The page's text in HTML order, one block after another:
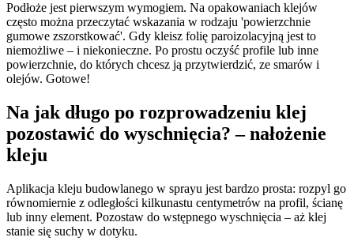
Podłoże jest pierwszym wymogiem. Na opakowaniach klejów
często można przeczytać wskazania w rodzaju 'powierzchnie
gumowe zszorstkować'. Gdy kleisz folię paroizolacyjną jest to
niemożliwe – i niekonieczne. Po prostu oczyść profile lub inne
powierzchnie, do których chcesz ją przytwierdzić, ze smarów i
olejów. Gotowe!
Na jak długo po rozprowadzeniu klej
pozostawić do wyschnięcia? – nałożenie
kleju
Aplikacja kleju budowlanego w sprayu jest bardzo prosta: rozpyl go
równomiernie z odległości kilkunastu centymetrów na profil, ścianę
lub inny element. Pozostaw do wstępnego wyschnięcia – aż klej
stanie się suchy w dotyku.